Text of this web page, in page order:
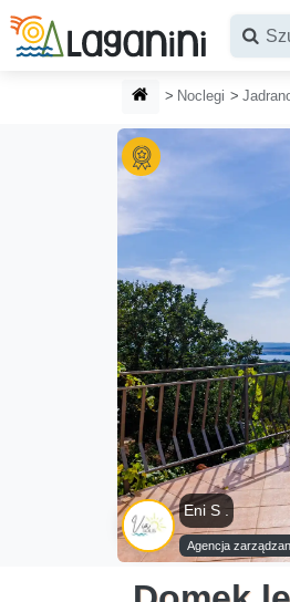
Przejdź do głównej treści
STRONA GŁÓWNA
Noclegi
Eni S .
Agencja